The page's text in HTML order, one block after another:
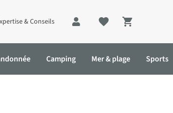
& Conseils
Shopping cart
Camping Mer & plage Sports
de matériel de